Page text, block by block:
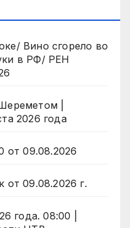
Вино сгорело во
в РФ/ РЕН
|
2026 года
от 09.08.2026
от 09.08.2026 г.
года. 08:00 |